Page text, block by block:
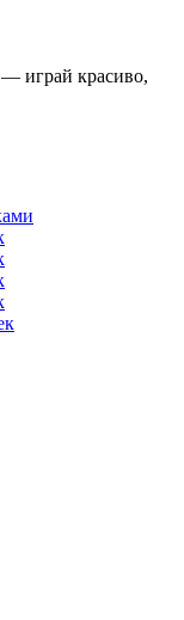
играй красиво,